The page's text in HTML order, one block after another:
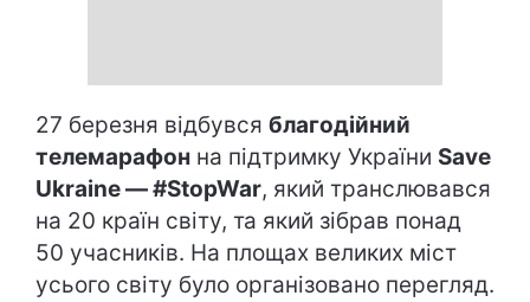
27 березня відбувся благодійний
телемарафон на підтримку України Save
Ukraine — #StopWar, який транслювався
на 20 країн світу, та який зібрав понад
50 учасників. На площах великих міст
усього світу було організовано перегляд.